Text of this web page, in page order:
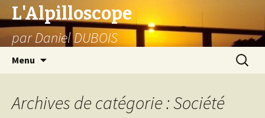
L'Alpilloscope
par Daniel DUBOIS
Menu
Archives de catégorie : Société